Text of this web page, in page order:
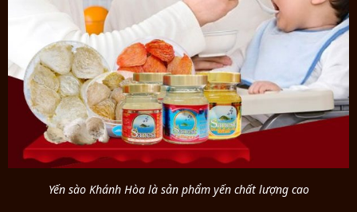
Yến sào Khánh Hòa là sản phẩm yến chất lượng cao